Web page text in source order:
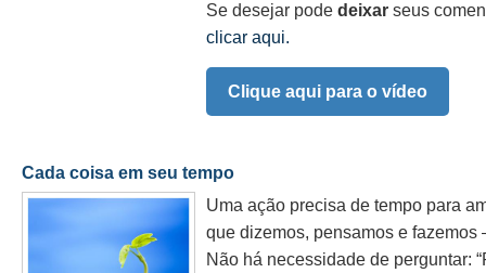
Se desejar pode deixar seus
clicar aqui.
Clique aqui para o vídeo
Cada coisa em seu tempo
Uma ação precisa de tempo para
que dizemos, pensamos e
Não há necessidade de perguntar: